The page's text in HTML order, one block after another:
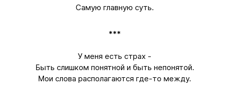
Самую главную суть.
***
У меня есть страх -
Быть слишком понятной и быть непонятой.
Мои слова располагаются где-то между.